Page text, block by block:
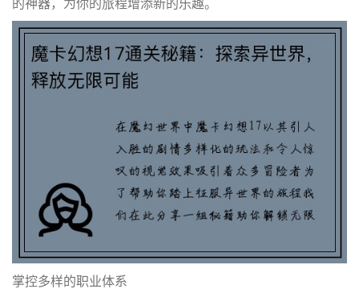
掌控多样的职业体系